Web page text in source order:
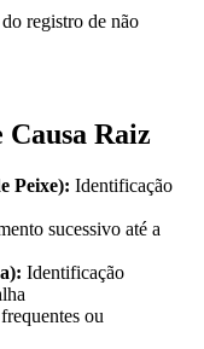
registro de não
Raiz
Peixe): Identificação
sucessivo até a
Identificação
ou